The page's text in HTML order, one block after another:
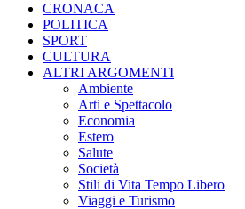
CRONACA
POLITICA
SPORT
CULTURA
ALTRI ARGOMENTI
Ambiente
Arti e Spettacolo
Economia
Estero
Salute
Società
Stili di Vita Tempo Libero
Viaggi e Turismo